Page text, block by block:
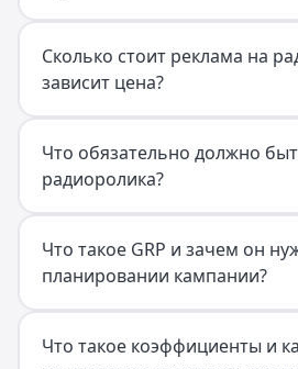
Сколько стоит реклама на
зависит цена?
Что обязательно должно
радиоролика?
Что такое GRP и зачем он
планировании кампании?
Что такое коэффициенты и